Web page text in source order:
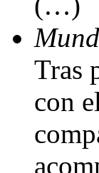
Tras
con